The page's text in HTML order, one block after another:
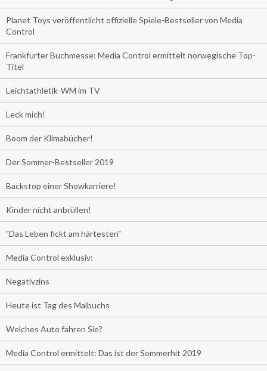
Planet Toys veröffentlicht offizielle Spiele-Bestseller von Media
Control
Frankfurter Buchmesse: Media Control ermittelt norwegische Top-
Titel
Leichtathletik-WM im TV
Leck mich!
Boom der Klimabücher!
Der Sommer-Bestseller 2019
Backstop einer Showkarriere!
Kinder nicht anbrüllen!
"Das Leben fickt am härtesten"
Media Control exklusiv:
Negativzins
Heute ist Tag des Malbuchs
Welches Auto fahren Sie?
Media Control ermittelt: Das ist der Sommerhit 2019